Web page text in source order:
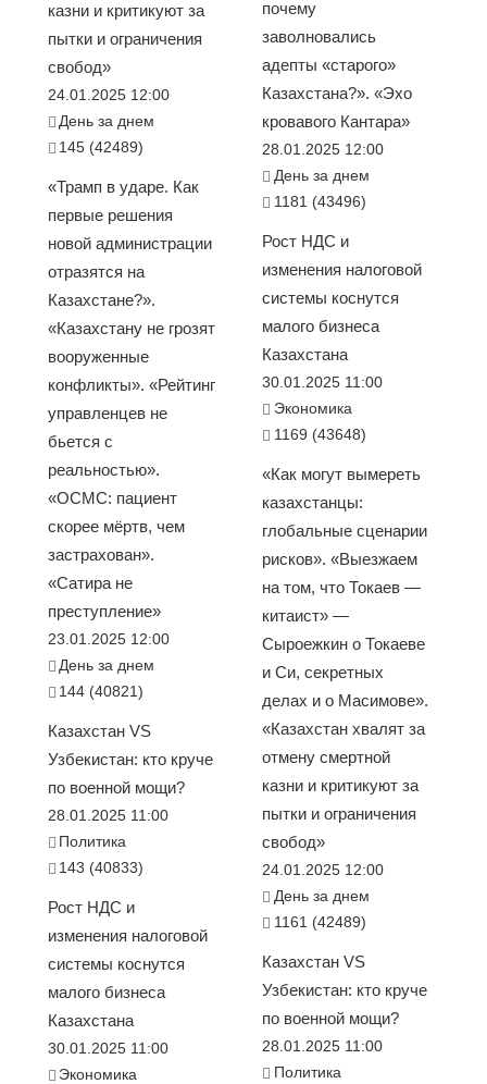
казни и критикуют за
пытки и ограничения
свобод»
24.01.2025 12:00
День за днем
145 (42489)
«Трамп в ударе. Как
первые решения
новой администрации
отразятся на
Казахстане?».
«Казахстану не грозят
вооруженные
конфликты». «Рейтинг
управленцев не
бьется с
реальностью».
«ОСМС: пациент
скорее мёртв, чем
застрахован».
«Сатира не
преступление»
23.01.2025 12:00
День за днем
144 (40821)
Казахстан VS
Узбекистан: кто круче
по военной мощи?
28.01.2025 11:00
Политика
143 (40833)
Рост НДС и
изменения налоговой
системы коснутся
малого бизнеса
Казахстана
30.01.2025 11:00
Экономика
почему
заволновались
адепты «старого»
Казахстана?». «Эхо
кровавого Кантара»
28.01.2025 12:00
День за днем
1181 (43496)
Рост НДС и
изменения налоговой
системы коснутся
малого бизнеса
Казахстана
30.01.2025 11:00
Экономика
1169 (43648)
«Как могут вымереть
казахстанцы:
глобальные сценарии
рисков». «Выезжаем
на том, что Токаев —
китаист» —
Сыроежкин о Токаеве
и Си, секретных
делах и о Масимове».
«Казахстан хвалят за
отмену смертной
казни и критикуют за
пытки и ограничения
свобод»
24.01.2025 12:00
День за днем
1161 (42489)
Казахстан VS
Узбекистан: кто круче
по военной мощи?
28.01.2025 11:00
Политика